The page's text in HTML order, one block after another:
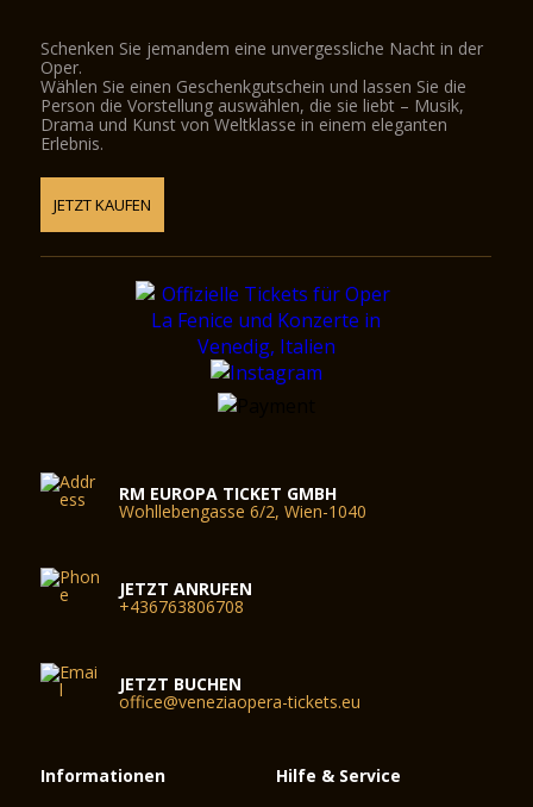
Schenken Sie jemandem eine unvergessliche Nacht in der
Oper.
Wählen Sie einen Geschenkgutschein und lassen Sie die
Person die Vorstellung auswählen, die sie liebt – Musik,
Drama und Kunst von Weltklasse in einem eleganten
Erlebnis.
JETZT KAUFEN
RM EUROPA TICKET GMBH
Wohllebengasse 6/2, Wien-1040
JETZT ANRUFEN
+436763806708
JETZT BUCHEN
office@veneziaopera-tickets.eu
Informationen Hilfe & Service